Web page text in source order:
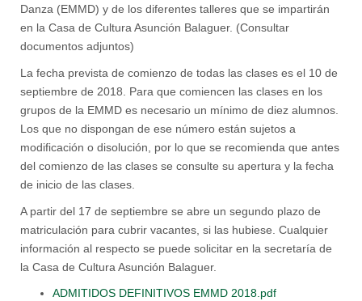
Danza (EMMD) y de los diferentes talleres que se impartirán
en la Casa de Cultura Asunción Balaguer. (Consultar
documentos adjuntos)
La fecha prevista de comienzo de todas las clases es el 10 de
septiembre de 2018. Para que comiencen las clases en los
grupos de la EMMD es necesario un mínimo de diez alumnos.
Los que no dispongan de ese número están sujetos a
modificación o disolución, por lo que se recomienda que antes
del comienzo de las clases se consulte su apertura y la fecha
de inicio de las clases.
A partir del 17 de septiembre se abre un segundo plazo de
matriculación para cubrir vacantes, si las hubiese. Cualquier
información al respecto se puede solicitar en la secretaría de
la Casa de Cultura Asunción Balaguer.
ADMITIDOS DEFINITIVOS EMMD 2018.pdf